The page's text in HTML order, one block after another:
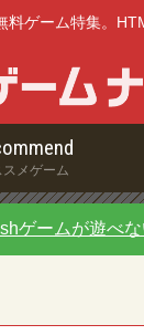
料ゲーム特集。
スメゲーム
ゲームが遊べ